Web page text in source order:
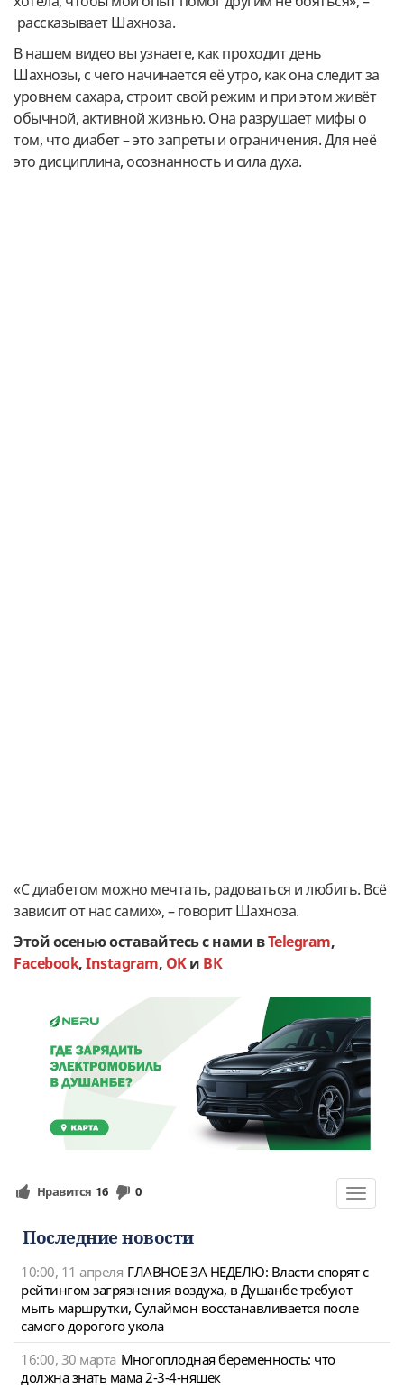
рассказывает Шахноза.
В нашем видео вы узнаете, как проходит день
Шахнозы, с чего начинается её утро, как она следит за
уровнем сахара, строит свой режим и при этом живёт
обычной, активной жизнью. Она разрушает мифы о
том, что диабет – это запреты и ограничения. Для неё
это дисциплина, осознанность и сила духа.
«С диабетом можно мечтать, радоваться и любить. Всё
зависит от нас самих», – говорит Шахноза.
Этой осенью оставайтесь с нами вTelegram,
Facebook,Instagram, OKи ВК
Toggle
Нравится 16 0
Последние новости
10:00, 11 апреля ГЛАВНОЕ ЗА НЕДЕЛЮ: Власти спорят с
рейтингом загрязнения воздуха, в Душанбе требуют
мыть маршрутки, Сулаймон восстанавливается после
самого дорогого укола
16:00, 30 марта Многоплодная беременность: что
должна знать мама 2-3-4-няшек